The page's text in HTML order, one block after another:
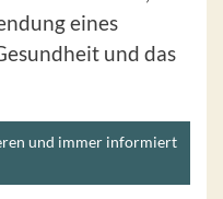
eines
und das
und immer informiert